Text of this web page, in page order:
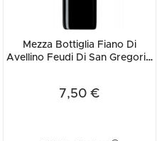
Mezza Bottiglia Fiano Di
Avellino Feudi Di San Gregorio
7,50 €